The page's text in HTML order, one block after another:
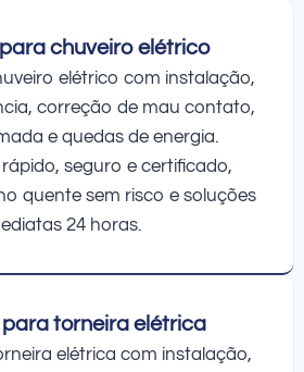
chuveiro elétrico
elétrico com instalação,
correção de mau contato,
e quedas de energia.
seguro e certificado,
quente sem risco e soluções
24 horas.
torneira elétrica
elétrica com instalação,